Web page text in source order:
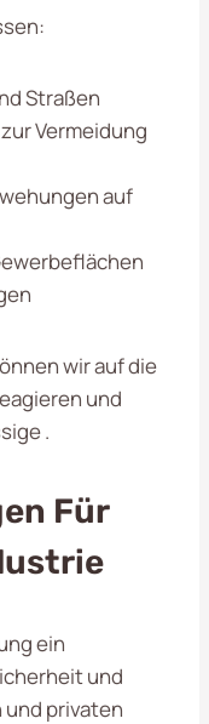
Straßen
Vermeidung
auf
wir auf die
und
.
Für
ein
und
privaten